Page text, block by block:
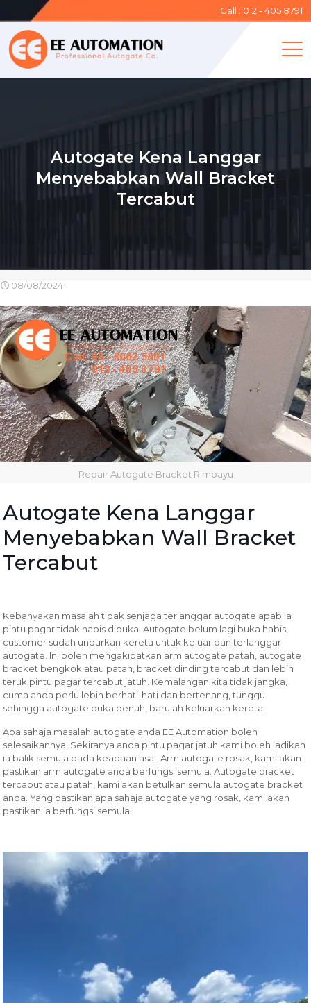
Call : 012 - 405 8791
Autogate Kena Langgar
Menyebabkan Wall Bracket
Tercabut
08/08/2024
Repair Autogate Bracket Rimbayu
Autogate Kena Langgar
Menyebabkan Wall Bracket
Tercabut
Kebanyakan masalah tidak senjaga terlanggar autogate apabila
pintu pagar tidak habis dibuka. Autogate belum lagi buka habis,
customer sudah undurkan kereta untuk keluar dan terlanggar
autogate. Ini boleh mengakibatkan arm autogate patah, autogate
bracket bengkok atau patah, bracket dinding tercabut dan lebih
teruk pintu pagar tercabut jatuh. Kemalangan kita tidak jangka,
cuma anda perlu lebih berhati-hati dan bertenang, tunggu
sehingga autogate buka penuh, barulah keluarkan kereta.
Apa sahaja masalah autogate anda EE Automation boleh
selesaikannya. Sekiranya anda pintu pagar jatuh kami boleh jadikan
ia balik semula pada keadaan asal. Arm autogate rosak, kami akan
pastikan arm autogate anda berfungsi semula. Autogate bracket
tercabut atau patah, kami akan betulkan semula autogate bracket
anda. Yang pastikan apa sahaja autogate yang rosak, kami akan
pastikan ia berfungsi semula.